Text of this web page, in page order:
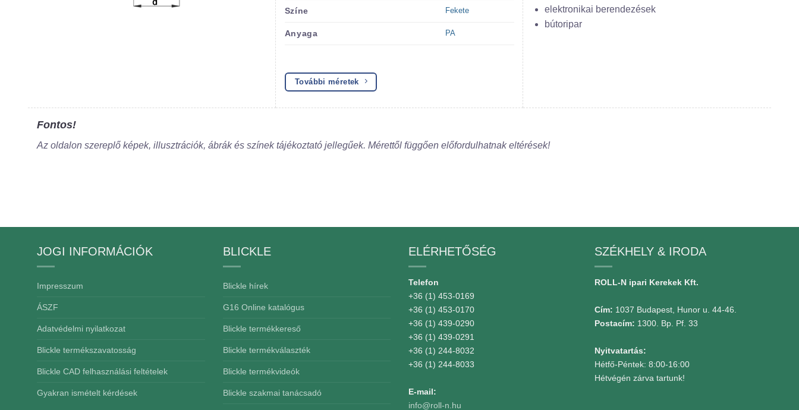
Színe Fekete
Anyaga PA
További méretek
elektronikai berendezések
bútoripar
Fontos!
Az oldalon szereplő képek, illusztrációk, ábrák és színek tájékoztató jellegűek. Mérettől függően előfordulhatnak eltérések!
JOGI INFORMÁCIÓK
Impresszum
ÁSZF
Adatvédelmi nyilatkozat
Blickle termékszavatosság
Blickle CAD felhasználási feltételek
Gyakran ismételt kérdések
BLICKLE
Blickle hírek
G16 Online katalógus
Blickle termékkereső
Blickle termékválaszték
Blickle termékvideók
Blickle szakmai tanácsadó
ELÉRHETŐSÉG
Telefon
+36 (1) 453-0169
+36 (1) 453-0170
+36 (1) 439-0290
+36 (1) 439-0291
+36 (1) 244-8032
+36 (1) 244-8033
E-mail:
info@roll-n.hu
SZÉKHELY & IRODA
ROLL-N ipari Kerekek Kft.
Cím: 1037 Budapest, Hunor u. 44-46.
Postacím: 1300. Bp. Pf. 33
Nyitvatartás:
Hétfő-Péntek: 8:00-16:00
Hétvégén zárva tartunk!